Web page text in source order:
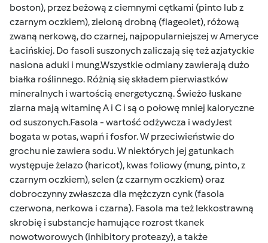
boston), przez beżową z ciemnymi cętkami (pinto lub z
czarnym oczkiem), zieloną drobną (flageolet), różową
zwaną nerkową, do czarnej, najpopularniejszej w Ameryce
Łacińskiej. Do fasoli suszonych zaliczają się też azjatyckie
nasiona aduki i mung.Wszystkie odmiany zawierają dużo
białka roślinnego. Różnią się składem pierwiastków
mineralnych i wartością energetyczną. Świeżo łuskane
ziarna mają witaminę A i C i są o połowę mniej kaloryczne
od suszonych.Fasola - wartość odżywcza i wadyJest
bogata w potas, wapń i fosfor. W przeciwieństwie do
grochu nie zawiera sodu. W niektórych jej gatunkach
występuje żelazo (haricot), kwas foliowy (mung, pinto, z
czarnym oczkiem), selen (z czarnym oczkiem) oraz
dobroczynny zwłaszcza dla mężczyzn cynk (fasola
czerwona, nerkowa i czarna). Fasola ma też lekkostrawną
skrobię i substancje hamujące rozrost tkanek
nowotworowych (inhibitory proteazy), a także